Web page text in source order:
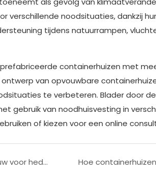
verschillende noodsituaties, dankzij
tijdens natuurrampen,
containerhuizen met
van opvouwbare
te verbeteren. Blader door
gebruik van noodhuisvesting in
of kiezen voor een online
Een modulair containerkantoorgebouw voor hedendaagse bedrijven